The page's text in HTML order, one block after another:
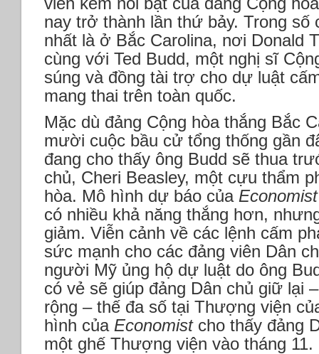
nay trở thành lần thứ bảy. Trong số
nhất là ở Bắc Carolina, nơi Donald
cùng với Ted Budd, một nghị sĩ
súng và đồng tài trợ cho dự luật
mang thai trên toàn quốc.
Mặc dù đảng Cộng hòa thắng Bắc
mười cuộc bầu cử tổng thống gần
đang cho thấy ông Budd sẽ thua
chủ, Cheri Beasley, một cựu thẩm
hòa. Mô hình dự báo của Economist
có nhiều khả năng thắng hơn,
giảm. Viễn cảnh về các lệnh cấm
sức mạnh cho các đảng viên Dân
người Mỹ ủng hộ dự luật do ông
có vẻ sẽ giúp đảng Dân chủ giữ lại
rộng – thế đa số tại Thượng viện
hình của Economist cho thấy đảng
một ghế Thượng viện vào tháng 11.